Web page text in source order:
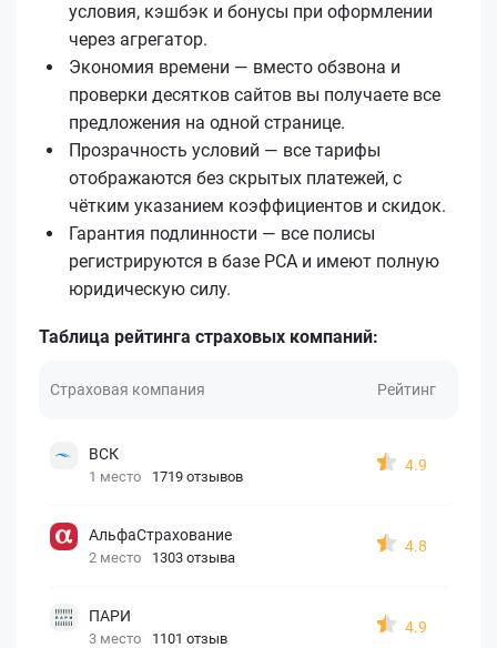
условия, кэшбэк и бонусы при оформлении
через агрегатор.
Экономия времени — вместо обзвона и
проверки десятков сайтов вы получаете все
предложения на одной странице.
Прозрачность условий — все тарифы
отображаются без скрытых платежей, с
чётким указанием коэффициентов и скидок.
Гарантия подлинности — все полисы
регистрируются в базе РСА и имеют полную
юридическую силу.
Таблица рейтинга страховых компаний:
Страховая компания Рейтинг
ВСК
1 место 1719 отзывов
4.9
АльфаСтрахование
2 место 1303 отзыва
4.8
ПАРИ
3 место 1101 отзыв
4.9